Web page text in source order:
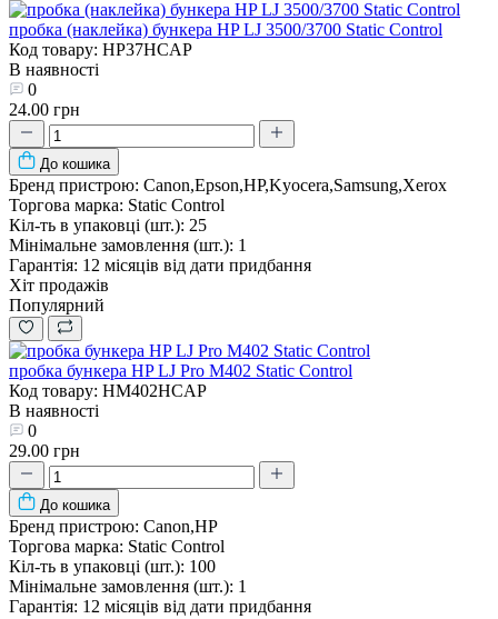
пробка (наклейка) бункера HP LJ 3500/3700 Static Control
Код товару: HP37HCAP
В наявності
0
24.00 грн
До кошика
Бренд пристрою: Canon,Epson,HP,Kyocera,Samsung,Xerox
Торгова марка: Static Control
Кіл-ть в упаковці (шт.): 25
Мінімальне замовлення (шт.): 1
Гарантія: 12 місяців від дати придбання
Хіт продажів
Популярний
пробка бункера HP LJ Pro M402 Static Control
Код товару: HM402HCAP
В наявності
0
29.00 грн
До кошика
Бренд пристрою: Canon,HP
Торгова марка: Static Control
Кіл-ть в упаковці (шт.): 100
Мінімальне замовлення (шт.): 1
Гарантія: 12 місяців від дати придбання